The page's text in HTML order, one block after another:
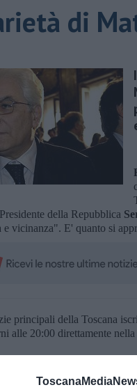
di
della Repubblica
vicinanza". E' quanto si
principali della Toscana
alle 20:00 direttamente nella
anche: